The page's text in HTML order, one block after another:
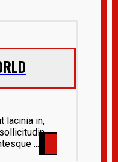
lacinia in,
...